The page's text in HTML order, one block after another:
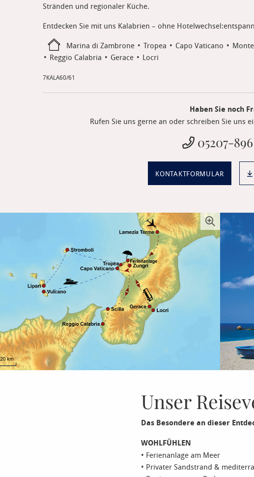
Stränden und regionaler Küche.
Entdecken Sie mit uns Kalabrien – ohne
Marina di Zambrone
Tropea Capo Vaticano
Reggio Calabria
Gerace Locri
7KALA60/61
Haben Sie noch
Rufen Sie uns gerne an oder schreiben Sie uns
05207-
KONTAKTFORMULAR
Unser
Das Besondere an dieser
WOHLFÜHLEN
• Ferienanlage am Meer
• Privater Sandstrand &